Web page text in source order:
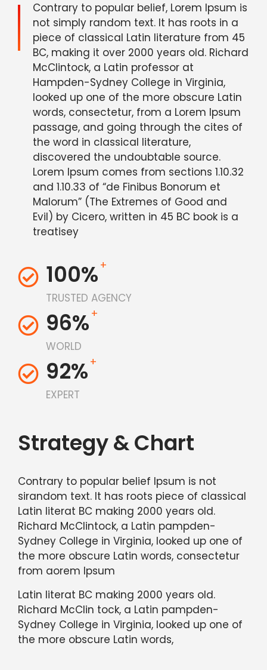
Contrary to popular belief, Lorem Ipsum is
not simply random text. It has roots in a
piece of classical Latin literature from 45
BC, making it over 2000 years old. Richard
McClintock, a Latin professor at
Hampden-Sydney College in Virginia,
looked up one of the more obscure Latin
words, consectetur, from a Lorem Ipsum
passage, and going through the cites of
the word in classical literature,
discovered the undoubtable source.
Lorem Ipsum comes from sections 1.10.32
and 1.10.33 of “de Finibus Bonorum et
Malorum” (The Extremes of Good and
Evil) by Cicero, written in 45 BC book is a
treatisey
100%+
TRUSTED AGENCY
96%+
WORLD
92%+
EXPERT
Strategy & Chart
Contrary to popular belief Ipsum is not
sirandom text. It has roots piece of classical
Latin literat BC making 2000 years old.
Richard McClintock, a Latin pampden-
Sydney College in Virginia, looked up one of
the more obscure Latin words, consectetur
from aorem Ipsum
Latin literat BC making 2000 years old.
Richard McClin tock, a Latin pampden-
Sydney College in Virginia, looked up one of
the more obscure Latin words,